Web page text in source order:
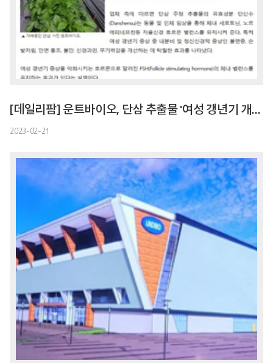
[데일리팜] 운트바이오, 단삼 추출물 '여성 갱년기 개선' 개별인정 받아
2023-02-21